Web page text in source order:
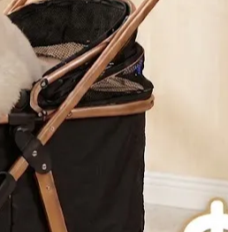
的特性。
1.2%、灰份：8%、NFE：32.8%。